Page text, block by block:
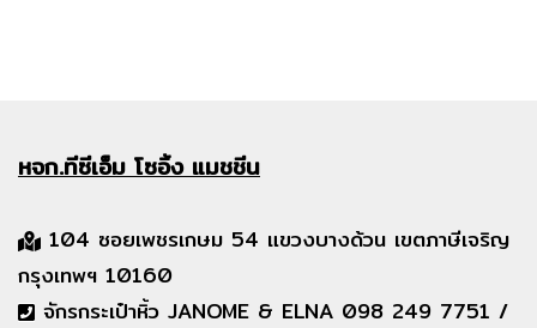
หจก.ทีซีเอ็มโซอิ้ง แมชชีน
104 ซอยเพชรเกษม 54 แขวงบางด้วน เขตภาษีเจริญ
กรุงเทพฯ 10160
จักรกระเป๋าหิ้ว JANOME & ELNA 098 249 7751 /